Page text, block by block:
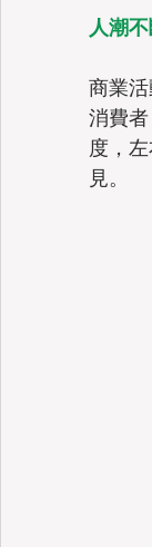
人潮
商業
消費
度，
見。